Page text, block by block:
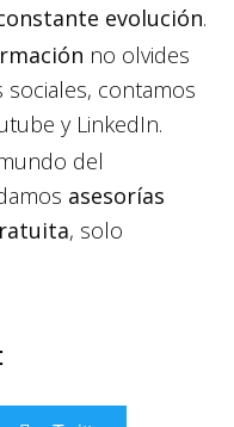
evolución.
no olvides
contamos
y LinkedIn.
del
asesorías
, solo